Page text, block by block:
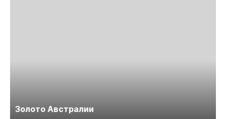
Золото Австралии